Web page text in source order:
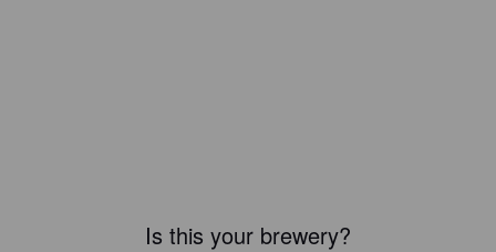
Is this your brewery?